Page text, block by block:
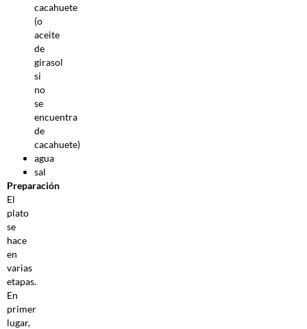
cacahuete
(o
aceite
de
girasol
si
no
se
encuentra
de
cacahuete)
agua
sal
Preparación
El
plato
se
hace
en
varias
etapas.
En
primer
lugar,